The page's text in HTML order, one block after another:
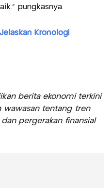
pungkasnya.
Kronologi
berita ekonomi terkini
wawasan tentang tren
dan pergerakan finansial